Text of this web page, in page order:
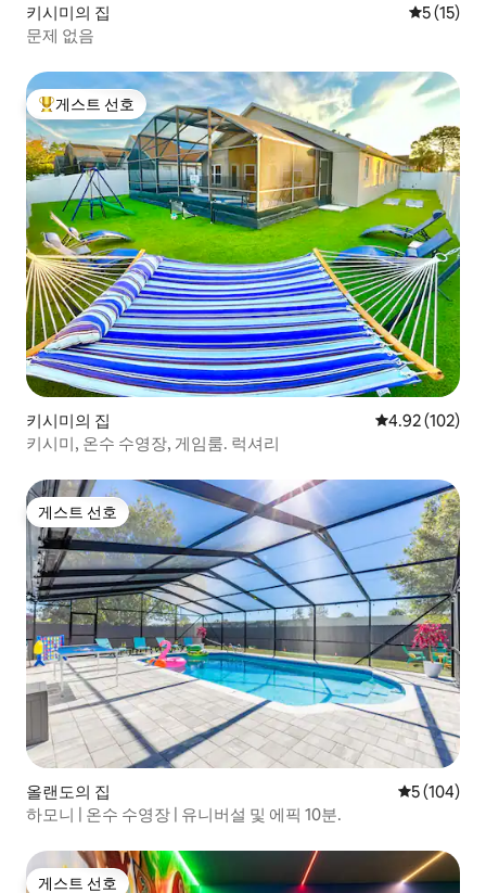
키시미의 집 평점 5점
5 (15)
문제 없음
상위 게스트 선호
게스트 선호
키시미의 집 평점 4.92점(5
4.92 (102)
키시미, 온수 수영장, 게임룸. 럭셔리
게스트 선호
게스트 선호
올랜도의 집 평점 5점(5
5 (104)
하모니 | 온수 수영장 | 유니버설 및 에픽 10분.
게스트 선호